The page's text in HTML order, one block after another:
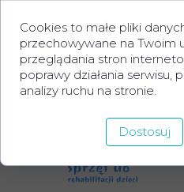
I
Nasi
Cookies to małe pliki
przechowywane na Twoim
przeglądania stron
poprawy działania serwisu,
analizy ruchu na stronie.
Dostosuj